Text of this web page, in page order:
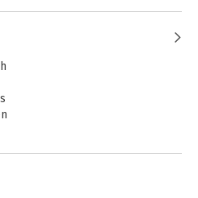
ook de website van Silvia
Silvia